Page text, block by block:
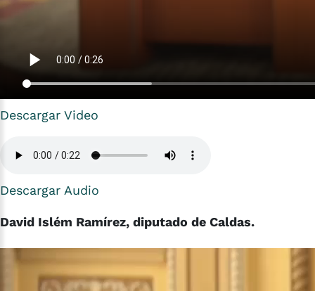
Descargar Video
Descargar Audio
David Islém Ramírez, diputado de Caldas.